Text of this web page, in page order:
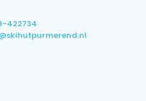
422734